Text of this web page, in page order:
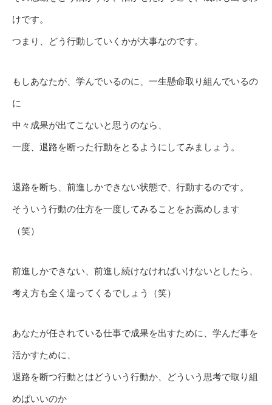
けです。
つまり、どう行動していくかが大事なのです。
もしあなたが、学んでいるのに、一生懸命取り組んでいるの
に
中々成果が出てこないと思うのなら、
一度、退路を断った行動をとるようにしてみましょう。
退路を断ち、前進しかできない状態で、行動するのです。
そういう行動の仕方を一度してみることをお薦めします
（笑）
前進しかできない、前進し続けなければいけないとしたら、
考え方も全く違ってくるでしょう（笑）
あなたが任されている仕事で成果を出すために、学んだ事を
活かすために、
退路を断つ行動とはどういう行動か、どういう思考で取り組
めばいいのか